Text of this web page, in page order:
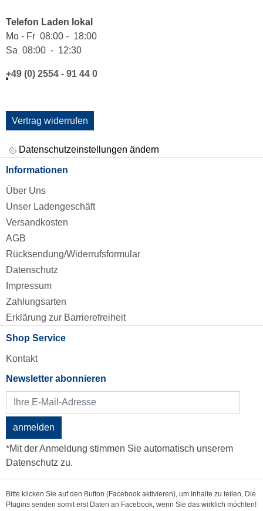
Telefon Laden lokal
Mo - Fr 08:00 - 18:00
Sa 08:00 - 12:30
+49 (0) 2554 - 91 44 0
Vertrag widerrufen
Datenschutzeinstellungen ändern
Informationen
Über Uns
Unser Ladengeschäft
Versandkosten
AGB
Rücksendung/Widerrufsformular
Datenschutz
Impressum
Zahlungsarten
Erklärung zur Barrierefreiheit
Shop Service
Kontakt
Newsletter abonnieren
anmelden
*Mit der Anmeldung stimmen Sie automatisch unserem
Datenschutz zu.
Bitte klicken Sie auf den Button (Facebook aktivieren), um Inhalte zu teilen, Die
Plugins senden somit erst Daten an Facebook, wenn Sie das wirklich möchten!